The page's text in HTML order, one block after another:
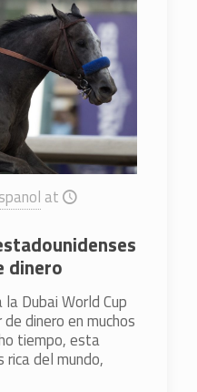
at
dinero
Dubai World Cup
dinero en muchos
tiempo, esta
del mundo,